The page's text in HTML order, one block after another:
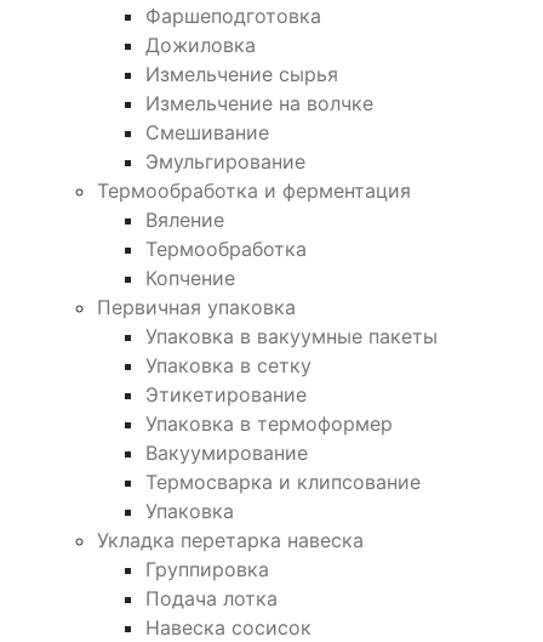
Фаршеподготовка
Дожиловка
Измельчение сырья
Измельчение на волчке
Смешивание
Эмульгирование
Термообработка и ферментация
Вяление
Термообработка
Копчение
Первичная упаковка
Упаковка в вакуумные пакеты
Упаковка в сетку
Этикетирование
Упаковка в термоформер
Вакуумирование
Термосварка и клипсование
Упаковка
Укладка перетарка навеска
Группировка
Подача лотка
Навеска сосисок